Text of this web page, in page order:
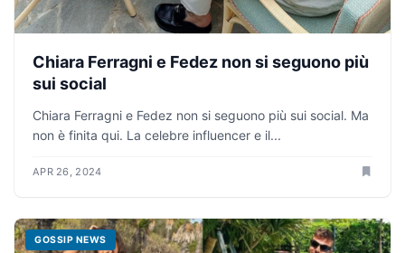
Chiara Ferragni e Fedez non si seguono più
sui social
Chiara Ferragni e Fedez non si seguono più sui social. Ma
non è finita qui. La celebre influencer e il...
APR 26, 2024
GOSSIP NEWS